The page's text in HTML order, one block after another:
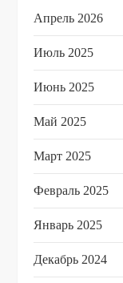
Апрель 2026
Июль 2025
Июнь 2025
Май 2025
Март 2025
Февраль 2025
Январь 2025
Декабрь 2024